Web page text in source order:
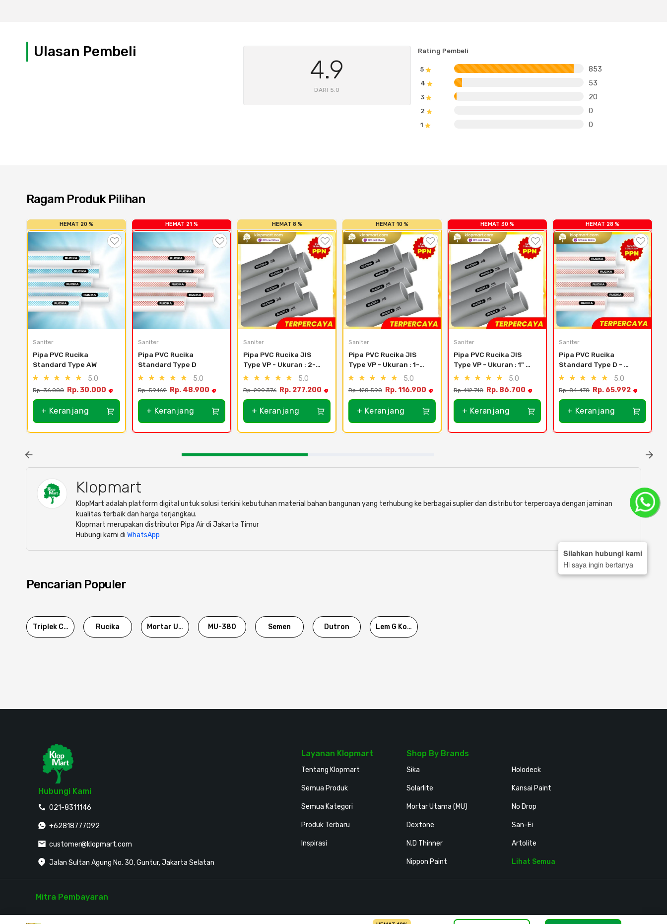
Ulasan Pembeli
4.9
DARI 5.0
Rating Pembeli
5 853
4 53
3 20
2 0
1 0
Ragam Produk Pilihan
HEMAT 20 %
Saniter
Pipa PVC Rucika
Standard Type AW
5.0
Rp. 36.000 Rp. 30.000
+ Keranjang
HEMAT 21 %
Saniter
Pipa PVC Rucika
Standard Type D
5.0
Rp. 59.169 Rp. 48.900
+ Keranjang
HEMAT 8 %
Saniter
Pipa PVC Rucika JIS
Type VP - Ukuran : 2-
1/2" (76m) - Abu5.0
Rp. 299.376 Rp. 277.200
+ Keranjang
HEMAT 10 %
Saniter
Pipa PVC Rucika JIS
Type VP - Ukuran : 1-
1/4" (42mm) - Abu
5.0
Rp. 128.590 Rp. 116.900
+ Keranjang
HEMAT 30 %
Saniter
Pipa PVC Rucika JIS
Type VP - Ukuran : 1"
(32mm) - Abu
5.0
Rp. 112.710 Rp. 86.700
+ Keranjang
HEMAT 28 %
Saniter
Pipa PVC Rucika
Standard Type D -
Ukuran : 2-1/2" (76mm)
5.0
Rp. 84.470 Rp. 65.992
+ Keranjang
Klopmart
KlopMart adalah platform digital untuk solusi terkini kebutuhan material bahan bangunan yang terhubung ke berbagai suplier dan distributor terpercaya dengan jaminan
kualitas terbaik dan harga terjangkau.
Klopmart merupakan distributor Pipa Air di Jakarta Timur
Hubungi kami di WhatsApp
Pencarian Populer
Triplek Cor Rucika Mortar Utama MU-380 Semen Dutron Lem G Korea
Hubungi Kami
021-8311146
+62818777092
customer@klopmart.com
Jalan Sultan Agung No. 30, Guntur, Jakarta Selatan
Layanan Klopmart
Tentang Klopmart
Semua Produk
Semua Kategori
Produk Terbaru
Inspirasi
Shop By Brands
Sika
Solarlite
Mortar Utama (MU)
Dextone
N.D Thinner
Nippon Paint
Holodeck
Kansai Paint
No Drop
San-Ei
Artolite
Lihat Semua
Mitra Pembayaran
Evi dari
membeliPipa PVC 3 inch
Rp 4.679.717
Silahkan hubungi kami
Hi saya ingin bertanya